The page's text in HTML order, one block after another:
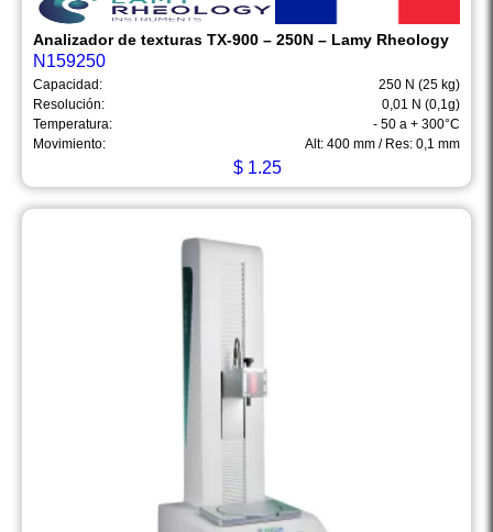
Analizador de texturas TX-900 – 250N – Lamy Rheology
N159250
Capacidad:
250 N (25 kg)
Resolución:
0,01 N (0,1g)
Temperatura:
- 50 a + 300°C
Movimiento:
Alt: 400 mm / Res: 0,1 mm
$ 1.25